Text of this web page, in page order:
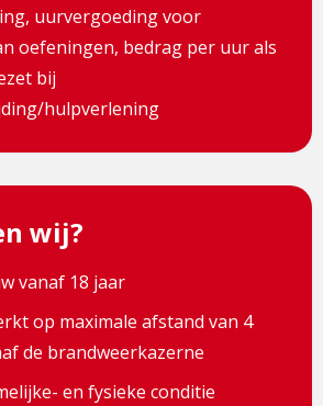
uurvergoeding voor
oefeningen, bedrag per uur als
bij
hulpverlening
wij?
vanaf 18 jaar
op maximale afstand van 4
de brandweerkazerne
en fysieke conditie